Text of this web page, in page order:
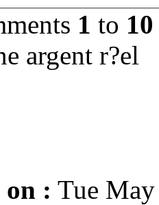
1 to 10
argent r?el
on : Tue